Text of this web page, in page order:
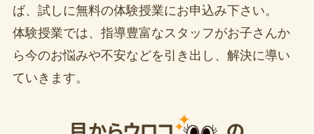
ば、試しに無料の体験授業にお申込み下さい。
体験授業では、指導豊富なスタッフがお子さんか
ら今のお悩みや不安などを引き出し、解決に導い
ていきます。